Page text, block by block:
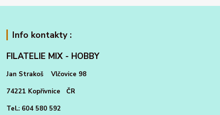
Info kontakty :
FILATELIE MIX - HOBBY
Jan Strakoš Vlčovice 98
74221 Kopřivnice ČR
Tel.: 604 580 592